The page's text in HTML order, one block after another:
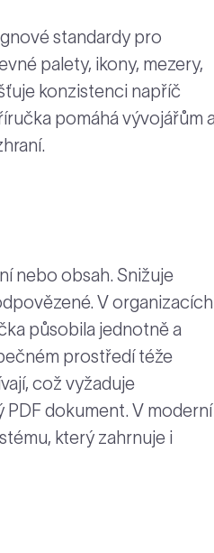
standardy pro
palety, ikony, mezery,
konzistenci napříč
pomáhá vývojářům
nebo obsah. Snižuje
V
působila jednotně a
prostředí téže
což vyžaduje
dokument. V moderní
který zahrnuje i